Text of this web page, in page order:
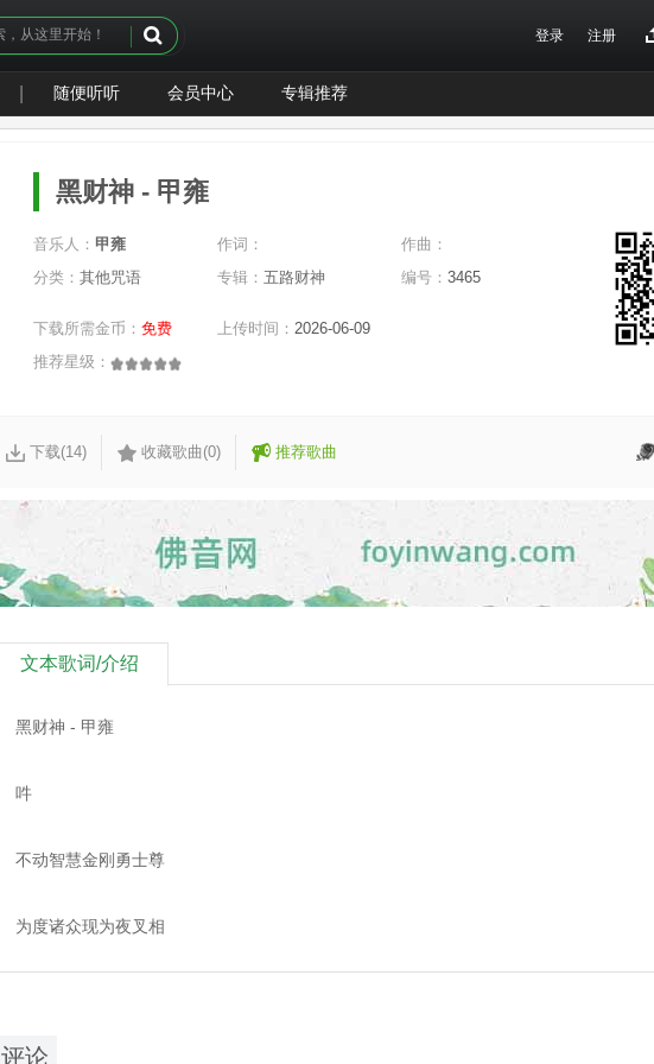
登录 注册
随便听听 会员中心 专辑推荐
黑财神 - 甲雍
音乐人： 甲雍 作词：
作曲：
分类： 其他咒语 专辑： 五路财神 编号： 3465
下载所需金币： 免费 上传时间： 2026-06-09
推荐星级：
下载(14) 收藏歌曲(0) 推荐歌曲
文本歌词/介绍
黑财神 - 甲雍
吽
不动智慧金刚勇士尊
为度诸众现为夜叉相
圆满报身额血吐宝鼠
评论